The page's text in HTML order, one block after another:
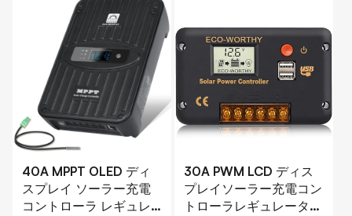
40A MPPT OLED ディ
スプレイ ソーラー充電
コントローラ レギュレ
30A PWM LCD ディス
プレイソーラー充電コン
トローラレギュレータ、